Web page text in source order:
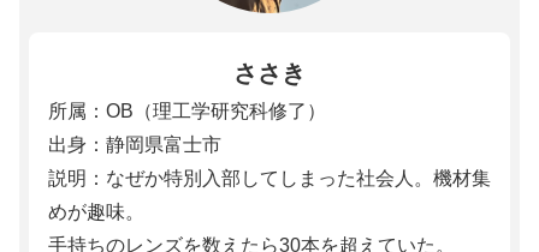
ささき
所属：OB（理工学研究科修了）
出身：静岡県富士市
説明：なぜか特別入部してしまった社会人。機材集
めが趣味。
手持ちのレンズを数えたら30本を超えていた。